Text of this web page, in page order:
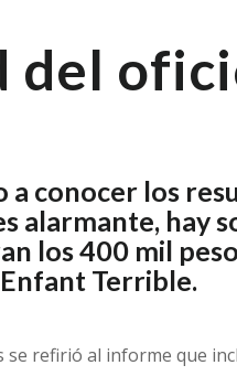
del
a conocer los
alarmante, hay
los 400 mil
Terrible.
refirió al informe que